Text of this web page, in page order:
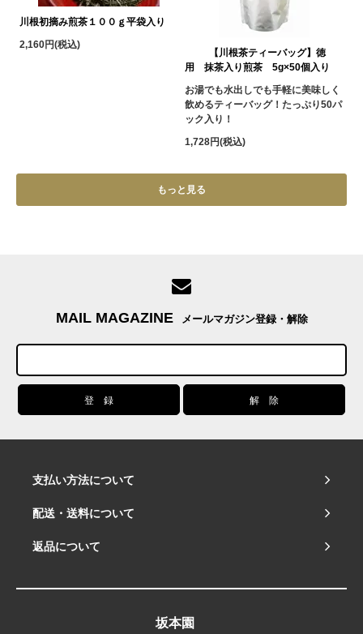
川根初摘み煎茶１００ｇ平袋入り
2,160円(税込)
【川根茶ティーバッグ】徳
用 抹茶入り煎茶 5g×50個入り
お湯でも水出しでも手軽に美味しく
飲めるティーバッグ！たっぷり50パ
ック入り！
1,728円(税込)
もっと見る
MAIL MAGAZINE メールマガジン登録・解除
支払い方法について
配送・送料について
返品について
坂本園